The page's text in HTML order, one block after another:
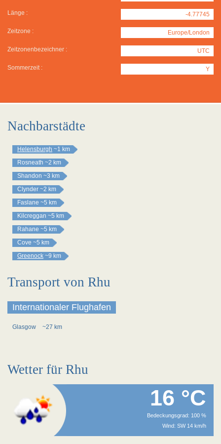
Länge : -4.77745
Zeitzone : Europe/London
Zeitzonenbezeichner : UTC
Sommerzeit : Y
Nachbarstädte
Helensburgh ~1 km
Rosneath ~2 km
Shandon ~3 km
Clynder ~2 km
Faslane ~5 km
Kilcreggan ~5 km
Rahane ~5 km
Cove ~5 km
Greenock ~9 km
Transport von Rhu
Internationaler Flughafen
Glasgow ~27 km
Wetter für Rhu
16 °C
Bedeckungsgrad: 100 %
Wind: SW 14 km/h